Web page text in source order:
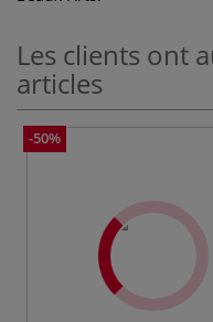
Les clients ont
articles
-50%